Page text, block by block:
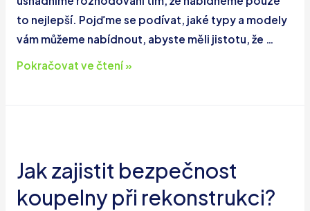
to nejlepší. Pojďme se podívat, jaké typy a modely
vám můžeme nabídnout, abyste měli jistotu, že …
Baterie
jen
ty
které
Pokračovat ve čtení »
Jak zajistit bezpečnost
koupelny při rekonstrukci?